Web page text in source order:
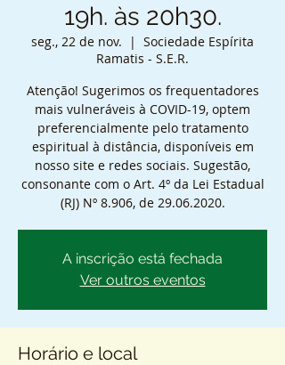
19h. às 20h30.
seg., 22 de nov.
  |
Sociedade Espírita
Ramatis - S.E.R.
Atenção! Sugerimos os frequentadores
mais vulneráveis à COVID-19, optem
preferencialmente pelo tratamento
espiritual à distância, disponíveis em
nosso site e redes sociais. Sugestão,
consonante com o Art. 4º da Lei Estadual
(RJ) Nº 8.906, de 29.06.2020.
A inscrição está fechada
Ver outros eventos
Horário e local